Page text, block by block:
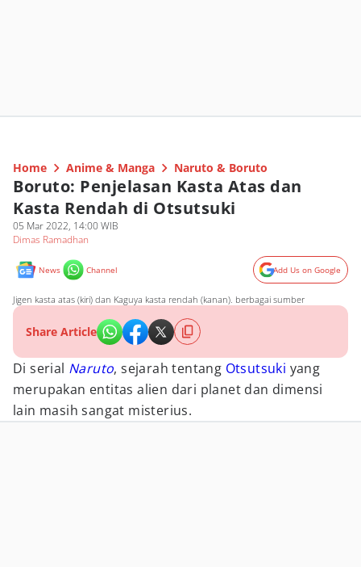
Home Anime & Manga Naruto & Boruto
Boruto: Penjelasan Kasta Atas dan
Kasta Rendah di Otsutsuki
05 Mar 2022, 14:00 WIB
Dimas Ramadhan
News Channel Add Us on Google
Jigen kasta atas (kiri) dan Kaguya kasta rendah (kanan). berbagai sumber
Share Article
Di serial Naruto, sejarah tentang Otsutsuki yang
merupakan entitas alien dari planet dan dimensi
lain masih sangat misterius.